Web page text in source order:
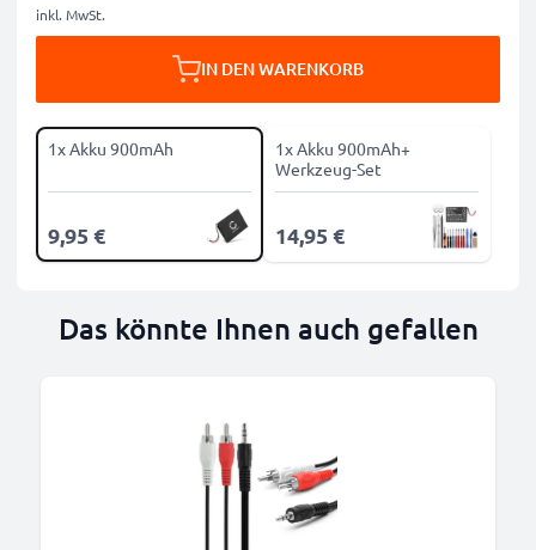
inkl. MwSt.
IN DEN WARENKORB
1x Akku 900mAh
9,95 €
1x Akku 900mAh+
Werkzeug-Set
14,95 €
Das könnte Ihnen auch gefallen